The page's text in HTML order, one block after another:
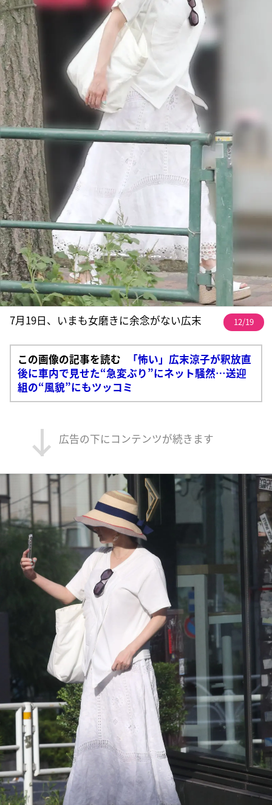
7月19日、いまも女磨きに余念がない広末 12/19
この画像の記事を読む
「怖い」広末涼子が釈放直
後に車内で見せた“急変ぶり”にネット騒然…送迎
組の“風貌”にもツッコミ
広告の下にコンテンツが続きます